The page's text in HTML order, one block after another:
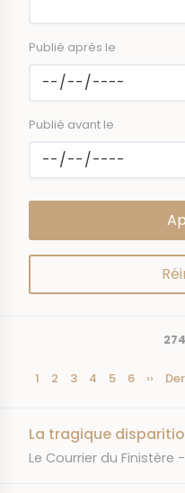
Publié après le
Publié avant le
274
Pagination
Page
1 Page
2 Page
3 Page
4 Page
5 Page
6
Page
››
La tragique
JOURNAL
Le Courrier du Finistère